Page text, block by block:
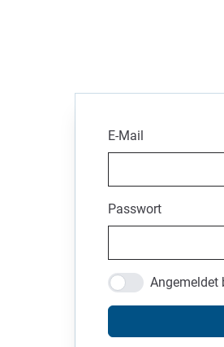
E-Mail
Passwort
Angemeldet